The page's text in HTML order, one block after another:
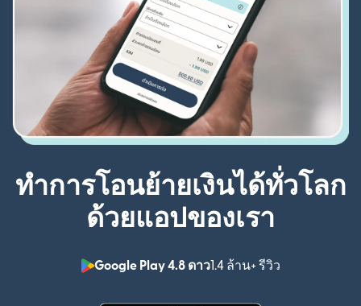
ทำการโอนย้ายเงินได้ทั่วโลก
ด้วยแอปของเรา
Google Play 4.8 ดาว1.4 ล้าน+ รีวิว
(เปิดในหน้าต่